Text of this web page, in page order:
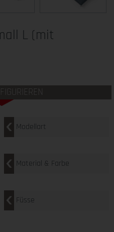
L (mit
Modellart
Material & Farbe
Füsse